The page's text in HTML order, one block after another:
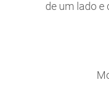
de um lado e